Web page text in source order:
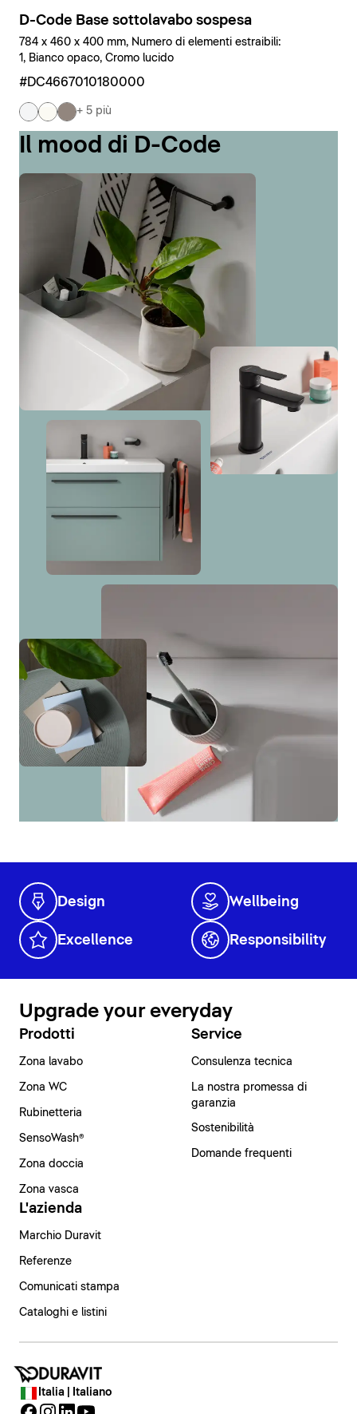
D-Code Base sottolavabo sospesa
784 x 460 x 400 mm, Numero di elementi estraibili:
1, Bianco opaco, Cromo lucido
#DC4667010180000
+ 5 più
Il mood di D-Code
Design Wellbeing
Excellence Responsibility
Upgrade your everyday
Prodotti
Zona lavabo
Zona WC
Rubinetteria
SensoWash®
Zona doccia
Zona vasca
Service
Consulenza tecnica
La nostra promessa di
garanzia
Sostenibilità
Domande frequenti
L'azienda
Marchio Duravit
Referenze
Comunicati stampa
Cataloghi e listini
Italia | Italiano